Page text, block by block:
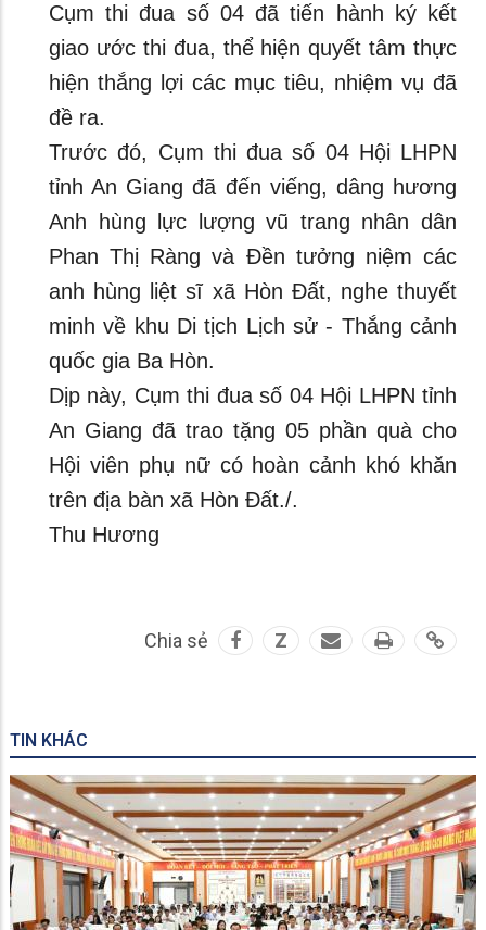
Cụm thi đua số 04 đã tiến hành ký kết
giao ước thi đua, thể hiện quyết tâm thực
hiện thắng lợi các mục tiêu, nhiệm vụ đã
đề ra.
Trước đó, Cụm thi đua số 04 Hội LHPN
tỉnh An Giang đã đến viếng, dâng hương
Anh hùng lực lượng vũ trang nhân dân
Phan Thị Ràng và Đền tưởng niệm các
anh hùng liệt sĩ xã Hòn Đất, nghe thuyết
minh về khu Di tịch Lịch sử - Thắng cảnh
quốc gia Ba Hòn.
Dịp này, Cụm thi đua số 04 Hội LHPN tỉnh
An Giang đã trao tặng 05 phần quà cho
Hội viên phụ nữ có hoàn cảnh khó khăn
trên địa bàn xã Hòn Đất./.
Thu Hương
Chia sẻ Z
TIN KHÁC